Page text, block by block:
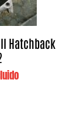
Hatchback